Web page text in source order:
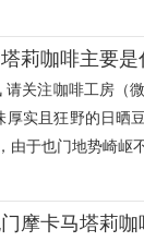
族
莉咖啡主要是
关注咖啡工房（
实且狂野的日晒
由于也门地势崎岖
啡
摩卡马塔莉咖